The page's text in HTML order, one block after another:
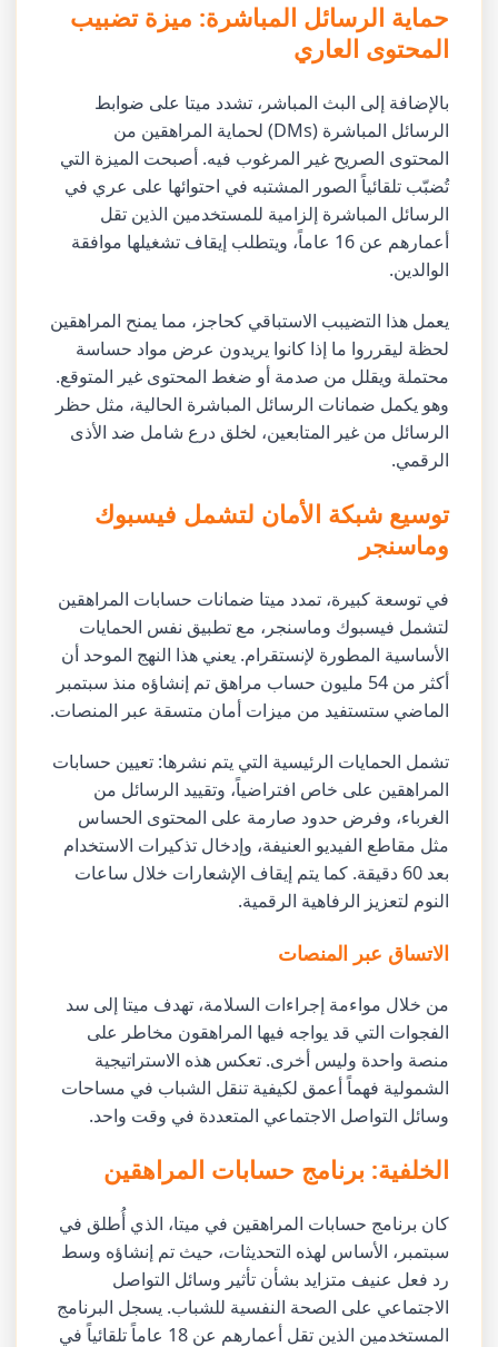
حماية الرسائل المباشرة: ميزة تضبيب
المحتوى العاري
بالإضافة إلى البث المباشر، تشدد ميتا على ضوابط
الرسائل المباشرة (DMs) لحماية المراهقين من
المحتوى الصريح غير المرغوب فيه. أصبحت الميزة التي
تُضبّب تلقائياً الصور المشتبه في احتوائها على عري في
الرسائل المباشرة إلزامية للمستخدمين الذين تقل
أعمارهم عن 16 عاماً، ويتطلب إيقاف تشغيلها موافقة
الوالدين.
يعمل هذا التضيبب الاستباقي كحاجز، مما يمنح المراهقين
لحظة ليقرروا ما إذا كانوا يريدون عرض مواد حساسة
محتملة ويقلل من صدمة أو ضغط المحتوى غير المتوقع.
وهو يكمل ضمانات الرسائل المباشرة الحالية، مثل حظر
الرسائل من غير المتابعين، لخلق درع شامل ضد الأذى
الرقمي.
توسيع شبكة الأمان لتشمل فيسبوك
وماسنجر
في توسعة كبيرة، تمدد ميتا ضمانات حسابات المراهقين
لتشمل فيسبوك وماسنجر، مع تطبيق نفس الحمايات
الأساسية المطورة لإنستقرام. يعني هذا النهج الموحد أن
أكثر من 54 مليون حساب مراهق تم إنشاؤه منذ سبتمبر
الماضي ستستفيد من ميزات أمان متسقة عبر المنصات.
تشمل الحمايات الرئيسية التي يتم نشرها: تعيين حسابات
المراهقين على خاص افتراضياً، وتقييد الرسائل من
الغرباء، وفرض حدود صارمة على المحتوى الحساس
مثل مقاطع الفيديو العنيفة، وإدخال تذكيرات الاستخدام
بعد 60 دقيقة. كما يتم إيقاف الإشعارات خلال ساعات
النوم لتعزيز الرفاهية الرقمية.
الاتساق عبر المنصات
من خلال مواءمة إجراءات السلامة، تهدف ميتا إلى سد
الفجوات التي قد يواجه فيها المراهقون مخاطر على
منصة واحدة وليس أخرى. تعكس هذه الاستراتيجية
الشمولية فهماً أعمق لكيفية تنقل الشباب في مساحات
وسائل التواصل الاجتماعي المتعددة في وقت واحد.
الخلفية: برنامج حسابات المراهقين
كان برنامج حسابات المراهقين في ميتا، الذي أُطلق في
سبتمبر، الأساس لهذه التحديثات، حيث تم إنشاؤه وسط
رد فعل عنيف متزايد بشأن تأثير وسائل التواصل
الاجتماعي على الصحة النفسية للشباب. يسجل البرنامج
المستخدمين الذين تقل أعمارهم عن 18 عاماً تلقائياً في